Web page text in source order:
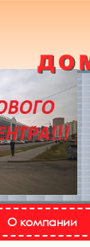
гарнитур
«Настя»
О компании